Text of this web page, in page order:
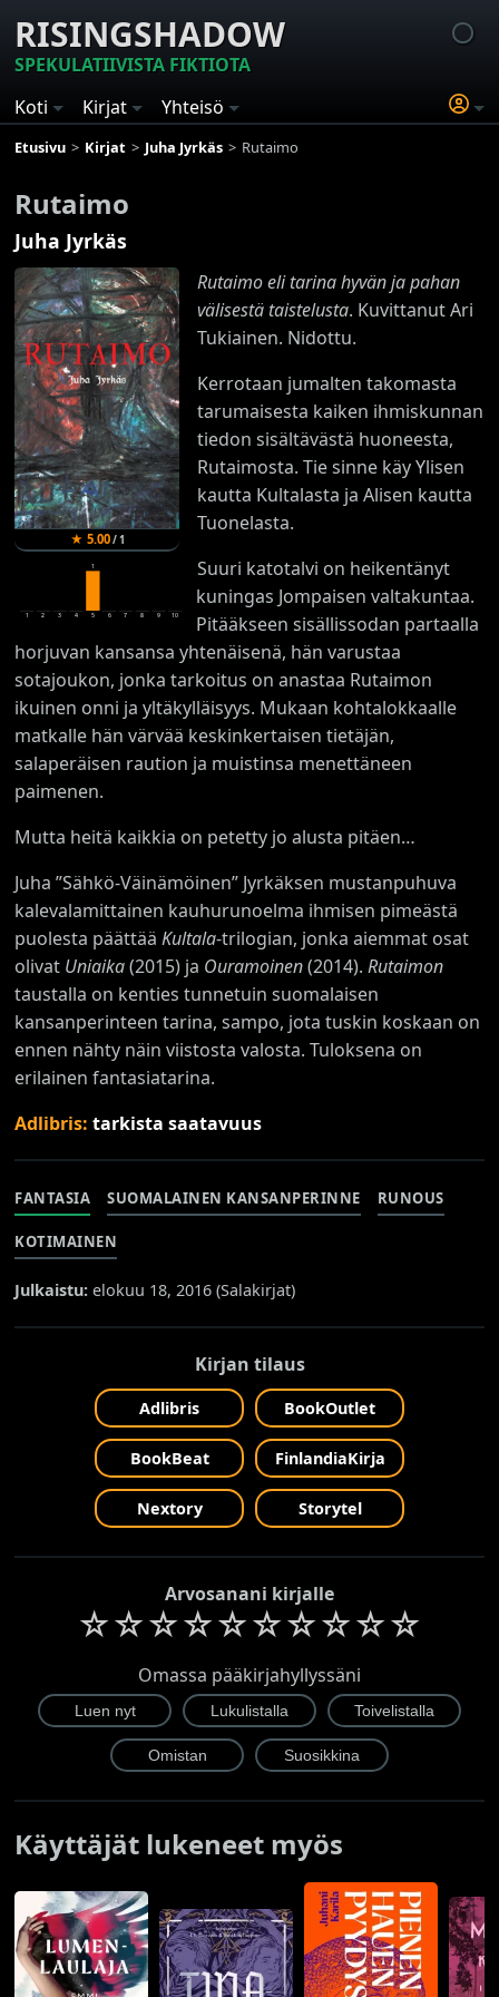
RISINGSHADOW
SPEKULATIIVISTA FIKTIOTA
Koti
Kirjat Yhteisö
Etusivu Kirjat Juha Jyrkäs Rutaimo
Rutaimo
Juha Jyrkäs
★ 5.00/1
1 2 3 4
1
5 6 7 8 9 10
Rutaimo eli tarina hyvän ja pahan
välisestä taistelusta. Kuvittanut Ari
Tukiainen. Nidottu.
Kerrotaan jumalten takomasta
tarumaisesta kaiken ihmiskunnan
tiedon sisältävästä huoneesta,
Rutaimosta. Tie sinne käy Ylisen
kautta Kultalasta ja Alisen kautta
Tuonelasta.
Suuri katotalvi on heikentänyt
kuningas Jompaisen valtakuntaa.
Pitääkseen sisällissodan partaalla
horjuvan kansansa yhtenäisenä, hän varustaa
sotajoukon, jonka tarkoitus on anastaa Rutaimon
ikuinen onni ja yltäkylläisyys. Mukaan kohtalokkaalle
matkalle hän värvää keskinkertaisen tietäjän,
salaperäisen raution ja muistinsa menettäneen
paimenen.
Mutta heitä kaikkia on petetty jo alusta pitäen…
Juha ”Sähkö-Väinämöinen” Jyrkäksen mustanpuhuva
kalevalamittainen kauhurunoelma ihmisen pimeästä
puolesta päättääKultala-trilogian, jonka aiemmat osat
olivat Uniaika(2015) ja Ouramoinen(2014).Rutaimon
taustalla on kenties tunnetuin suomalaisen
kansanperinteen tarina, sampo, jota tuskin koskaan on
ennen nähty näin viistosta valosta. Tuloksena on
erilainen fantasiatarina.
Adlibris:tarkista saatavuus
FANTASIA SUOMALAINEN KANSANPERINNE RUNOUS
KOTIMAINEN
Julkaistu: elokuu 18, 2016 (Salakirjat)
Kirjan tilaus
Adlibris BookOutlet
BookBeat FinlandiaKirja
Nextory Storytel
Arvosanani kirjalle
☆☆☆☆☆☆☆☆☆☆
Omassa pääkirjahyllyssäni
Käyttäjät lukeneet myös